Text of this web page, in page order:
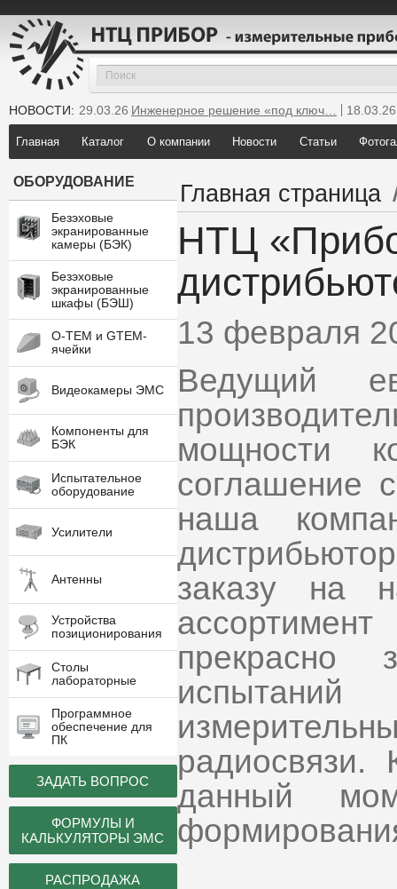
НОВОСТИ: 29.03.26 Инженерное решение «под ключ…
18.03.26
25.12.25Мы инсталлировали новую GTEM…
Главная Каталог О компании Новости Статьи
ОБОРУДОВАНИЕ
Безэховые
экранированные
камеры (БЭК)
Безэховые
экранированные
шкафы (БЭШ)
O-TEM и GTEM-
ячейки
Видеокамеры ЭМС
Компоненты для
БЭК
Испытательное
оборудование
Усилители
Антенны
Устройства
позиционирования
Столы
лабораторные
Программное
обеспечение для
ПК
ЗАДАТЬ ВОПРОС
ФОРМУЛЫ И
КАЛЬКУЛЯТОРЫ ЭМС
РАСПРОДАЖА
Главная страница
НТЦ
13 февраля
Ведущий
мощности
соглашение
наша
заказу на
ассортимент
прекрасно
радиосвязи.
данный